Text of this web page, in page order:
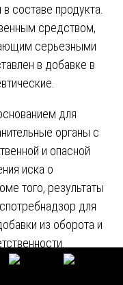
составе продукта.
средством,
серьезными
в добавке в
для
органы с
и опасной
иска о
того, результаты
для
из оборота и
правил